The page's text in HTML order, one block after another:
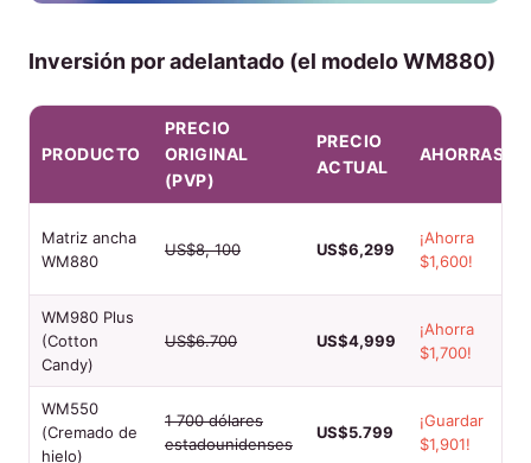
Inversión por adelantado (el modelo WM880)
PRODUCTO
PRECIO
ORIGINAL
(PVP)
PRECIO
ACTUAL
AHORRAS
Matriz ancha
WM880
US$8, 100 US$6,299
¡Ahorra
$1,600!
WM980 Plus
(Cotton
Candy)
US$6.700 US$4,999
¡Ahorra
$1,700!
WM550
(Cremado de
hielo)
1 700 dólares
estadounidenses
US$5.799
¡Guardar
$1,901!